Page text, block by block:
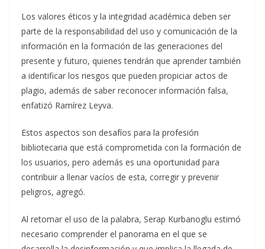
Los valores éticos y la integridad académica deben ser
parte de la responsabilidad del uso y comunicación de la
información en la formación de las generaciones del
presente y futuro, quienes tendrán que aprender también
a identificar los riesgos que pueden propiciar actos de
plagio, además de saber reconocer información falsa,
enfatizó Ramírez Leyva.
Estos aspectos son desafíos para la profesión
bibliotecaria que está comprometida con la formación de
los usuarios, pero además es una oportunidad para
contribuir a llenar vacíos de esta, corregir y prevenir
peligros, agregó.
Al retomar el uso de la palabra, Serap Kurbanoglu estimó
necesario comprender el panorama en el que se